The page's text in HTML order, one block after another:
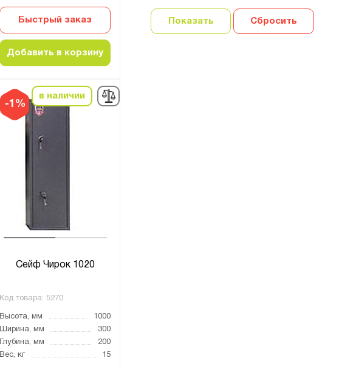
Быстрый заказ
Добавить в корзину
-1%
в наличии
Сейф Чирок 1020
Код товара: 5270
Высота, мм
1000
Ширина, мм
300
Глубина, мм
200
Вес, кг
15
Показать Сбросить